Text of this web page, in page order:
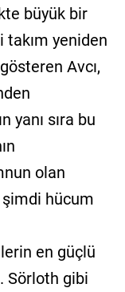
büyük bir
yeniden
Avcı,
yanı sıra bu
olan
hücum
en güçlü
Sörloth gibi